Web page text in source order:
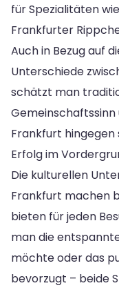
für Spezialitäten
Frankfurter
Auch in Bezug auf
Unterschiede
schätzt man
Gemeinschaftssinn
Frankfurt
Erfolg im
Die kulturellen
Frankfurt machen
bieten für jeden
man die
möchte oder das
bevorzugt – beide